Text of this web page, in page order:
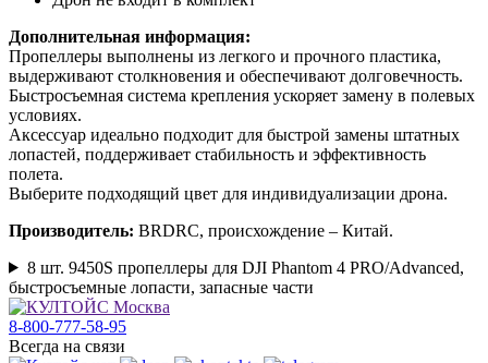
Дополнительная информация:
Пропеллеры выполнены из легкого и прочного пластика,
выдерживают столкновения и обеспечивают долговечность.
Быстросъемная система крепления ускоряет замену в полевых
условиях.
Аксессуар идеально подходит для быстрой замены штатных
лопастей, поддерживает стабильность и эффективность
полета.
Выберите подходящий цвет для индивидуализации дрона.
Производитель: BRDRC, происхождение – Китай.
8 шт. 9450S пропеллеры для DJI Phantom 4 PRO/Advanced,
быстросъемные лопасти, запасные части
8-800-777-58-95
Всегда на связи